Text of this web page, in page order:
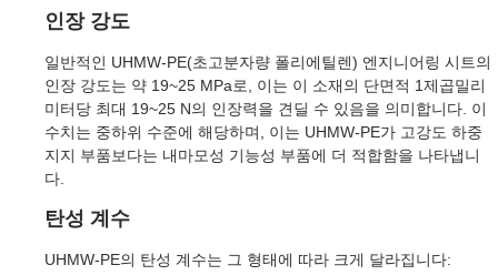
인장 강도
일반적인 UHMW-PE(초고분자량 폴리에틸렌) 엔지니어링 시트의
인장 강도는 약 19~25 MPa로, 이는 이 소재의 단면적 1제곱밀리
미터당 최대 19~25 N의 인장력을 견딜 수 있음을 의미합니다. 이
수치는 중하위 수준에 해당하며, 이는 UHMW-PE가 고강도 하중
지지 부품보다는 내마모성 기능성 부품에 더 적합함을 나타냅니
다.
탄성 계수
UHMW-PE의 탄성 계수는 그 형태에 따라 크게 달라집니다: